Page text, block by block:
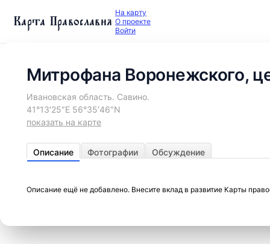
Карта Православия На карту
О проекте
Войти
Митрофана Воронежского,
Ивановская область. Савино.
41°13′25″E 56°35′46″N
показать на карте
Описание Фотографии Обсуждение
Описание ещё не добавлено. Внесите вклад в развитие Карты